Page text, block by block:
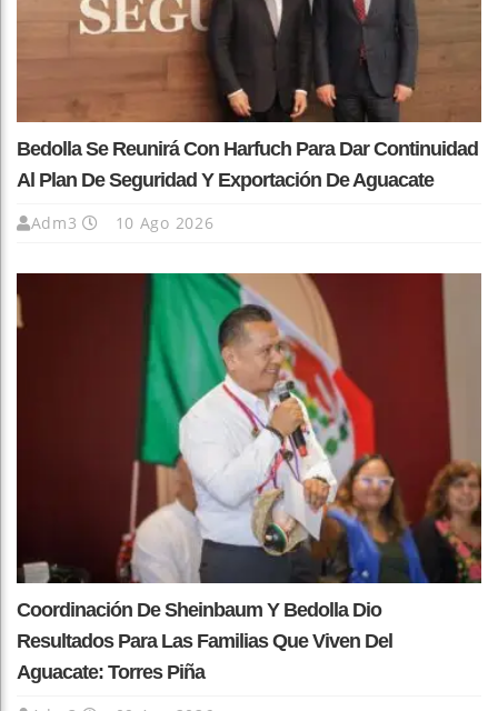
Bedolla Se Reunirá Con Harfuch Para Dar Continuidad
Al Plan De Seguridad Y Exportación De Aguacate
Adm3 10 Ago 2026
Coordinación De Sheinbaum Y Bedolla Dio
Resultados Para Las Familias Que Viven Del
Aguacate: Torres Piña